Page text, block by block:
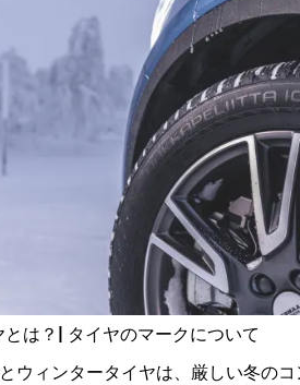
は？| タイヤのマークについて
ウィンタータイヤは、厳しい冬の